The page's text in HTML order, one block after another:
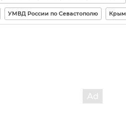
УМВД России по Севастополю Крым